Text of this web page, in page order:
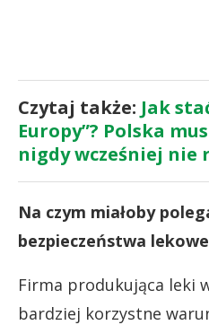
Czytaj także: Jak
Europy”? Polska
nigdy wcześniej nie
Na czym miałoby
bezpieczeństwa
Firma produkująca leki
bardziej korzystne